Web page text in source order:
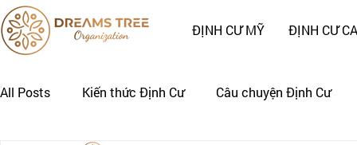
ĐỊNH CƯ MỸ ĐỊNH CƯ
All Posts Kiến thức Định Cư Câu chuyện Định Cư